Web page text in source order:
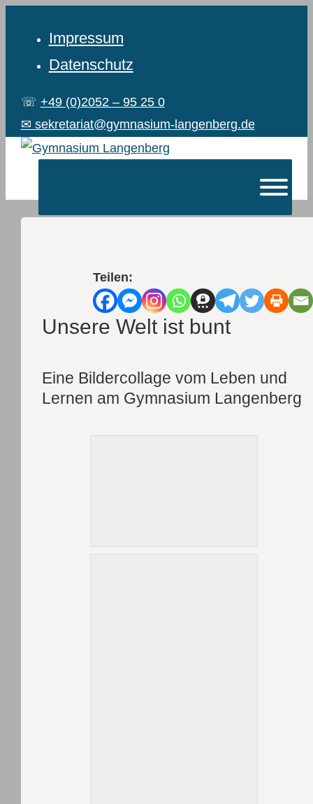
Impressum
Datenschutz
☏ +49 (0)2052 – 95 25 0
✉ sekretariat@gymnasium-langenberg.de
Teilen:
Unsere Welt ist bunt
Eine Bildercollage vom Leben und
Lernen am Gymnasium Langenberg